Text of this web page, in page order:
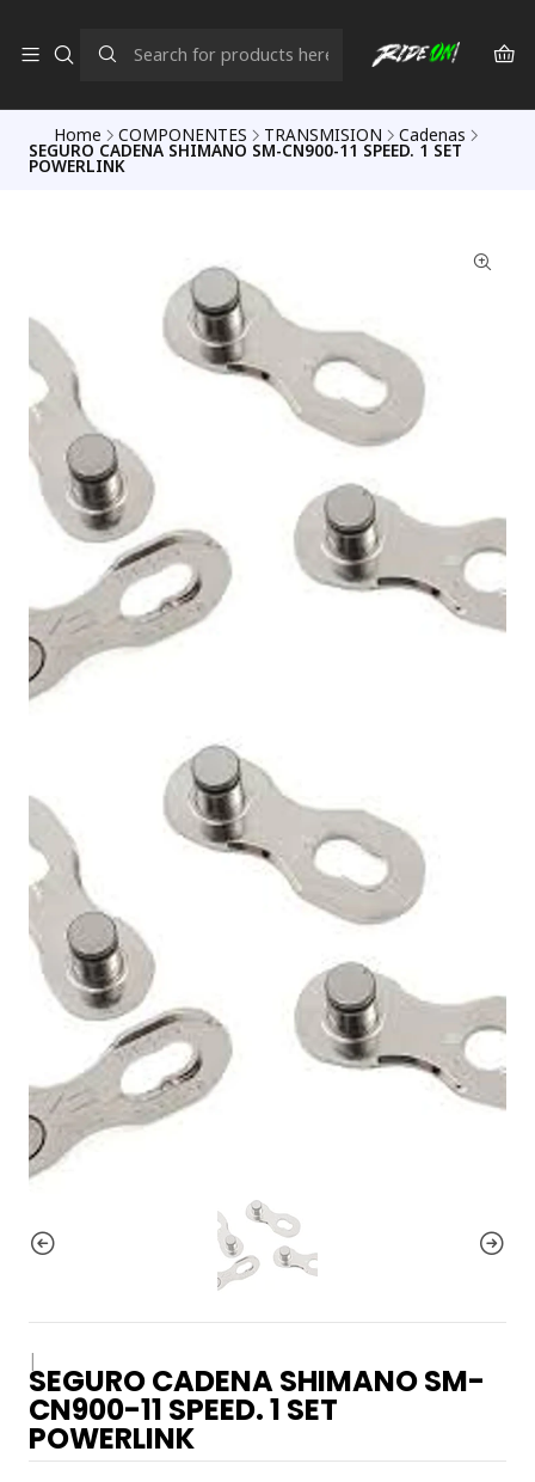
Home COMPONENTES TRANSMISION Cadenas
SEGURO CADENA SHIMANO SM-CN900-11 SPEED. 1 SET
POWERLINK
|
SEGURO CADENA SHIMANO SM-
CN900-11 SPEED. 1 SET
POWERLINK